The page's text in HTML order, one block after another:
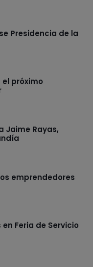
Presidencia de la
el próximo
Jaime Rayas,
emprendedores
Feria de Servicio